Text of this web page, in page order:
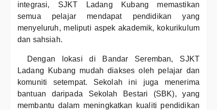
integrasi, SJKT Ladang Kubang memastikan
semua pelajar mendapat pendidikan yang
menyeluruh, meliputi aspek akademik, kokurikulum
dan sahsiah.
Dengan lokasi di Bandar Seremban, SJKT
Ladang Kubang mudah diakses oleh pelajar dan
komuniti setempat. Sekolah ini juga menerima
bantuan daripada Sekolah Bestari (SBK), yang
membantu dalam meningkatkan kualiti pendidikan